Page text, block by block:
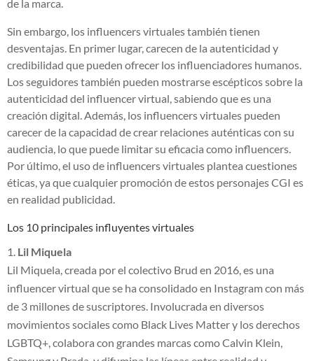
de la marca.
Sin embargo, los influencers virtuales también tienen
desventajas. En primer lugar, carecen de la autenticidad y
credibilidad que pueden ofrecer los influenciadores humanos.
Los seguidores también pueden mostrarse escépticos sobre la
autenticidad del influencer virtual, sabiendo que es una
creación digital. Además, los influencers virtuales pueden
carecer de la capacidad de crear relaciones auténticas con su
audiencia, lo que puede limitar su eficacia como influencers.
Por último, el uso de influencers virtuales plantea cuestiones
éticas, ya que cualquier promoción de estos personajes CGI es
en realidad publicidad.
Los 10 principales influyentes virtuales
Lil Miquela
Lil Miquela, creada por el colectivo Brud en 2016, es una
influencer virtual que se ha consolidado en Instagram con más
de 3 millones de suscriptores. Involucrada en diversos
movimientos sociales como Black Lives Matter y los derechos
LGBTQ+, colabora con grandes marcas como Calvin Klein,